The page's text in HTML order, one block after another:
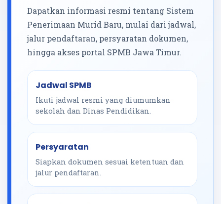
Dapatkan informasi resmi tentang Sistem
Penerimaan Murid Baru, mulai dari jadwal,
jalur pendaftaran, persyaratan dokumen,
hingga akses portal SPMB Jawa Timur.
Jadwal SPMB
Ikuti jadwal resmi yang diumumkan
sekolah dan Dinas Pendidikan.
Persyaratan
Siapkan dokumen sesuai ketentuan dan
jalur pendaftaran.